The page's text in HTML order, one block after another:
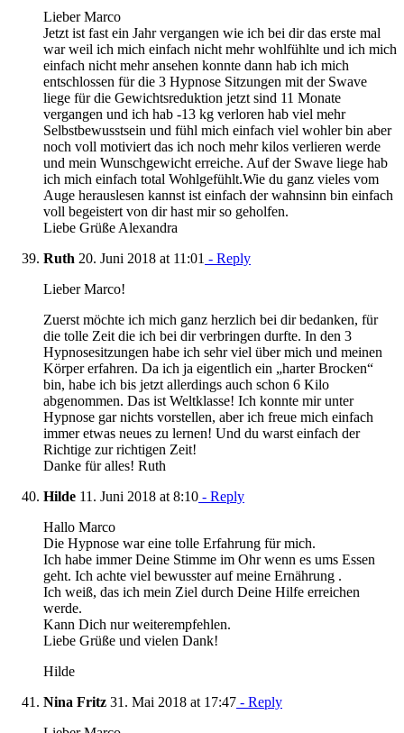
Lieber Marco
Jetzt ist fast ein Jahr vergangen wie ich bei dir das erste mal
war weil ich mich einfach nicht mehr wohlfühlte und ich mich
einfach nicht mehr ansehen konnte dann hab ich mich
entschlossen für die 3 Hypnose Sitzungen mit der Swave
liege für die Gewichtsreduktion jetzt sind 11 Monate
vergangen und ich hab -13 kg verloren hab viel mehr
Selbstbewusstsein und fühl mich einfach viel wohler bin aber
noch voll motiviert das ich noch mehr kilos verlieren werde
und mein Wunschgewicht erreiche. Auf der Swave liege hab
ich mich einfach total Wohlgefühlt.Wie du ganz vieles vom
Auge herauslesen kannst ist einfach der wahnsinn bin einfach
voll begeistert von dir hast mir so geholfen.
Liebe Grüße Alexandra
Ruth 20. Juni 2018 at 11:01 - Reply
Lieber Marco!
Zuerst möchte ich mich ganz herzlich bei dir bedanken, für
die tolle Zeit die ich bei dir verbringen durfte. In den 3
Hypnosesitzungen habe ich sehr viel über mich und meinen
Körper erfahren. Da ich ja eigentlich ein „harter Brocken“
bin, habe ich bis jetzt allerdings auch schon 6 Kilo
abgenommen. Das ist Weltklasse! Ich konnte mir unter
Hypnose gar nichts vorstellen, aber ich freue mich einfach
immer etwas neues zu lernen! Und du warst einfach der
Richtige zur richtigen Zeit!
Danke für alles! Ruth
Hilde 11. Juni 2018 at 8:10 - Reply
Hallo Marco
Die Hypnose war eine tolle Erfahrung für mich.
Ich habe immer Deine Stimme im Ohr wenn es ums Essen
geht. Ich achte viel bewusster auf meine Ernährung .
Ich weiß, das ich mein Ziel durch Deine Hilfe erreichen
werde.
Kann Dich nur weiterempfehlen.
Liebe Grüße und vielen Dank!
Hilde
Nina Fritz 31. Mai 2018 at 17:47 - Reply